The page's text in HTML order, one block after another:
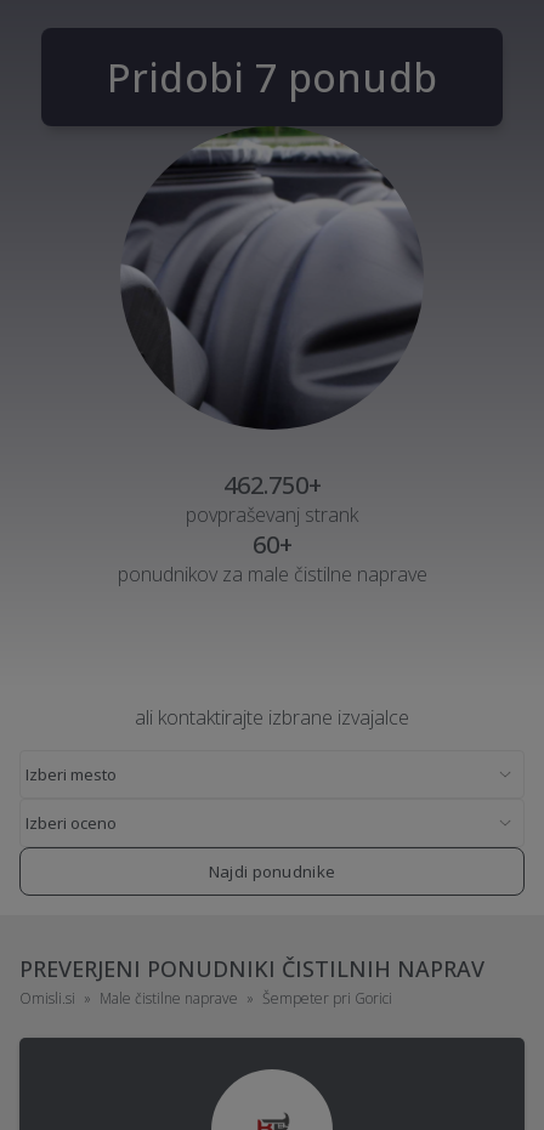
Pridobi 7 ponudb
462.750+
povpraševanj strank
60+
ponudnikov za male čistilne naprave
ali kontaktirajte izbrane izvajalce
Najdi ponudnike
PREVERJENI PONUDNIKI ČISTILNIH NAPRAV
Omisli.si Male čistilne naprave Šempeter pri Gorici